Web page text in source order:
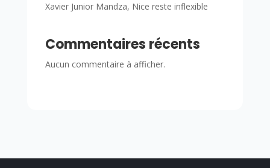
Xavier Junior Mandza, Nice reste inflexible
Commentaires récents
Aucun commentaire à afficher.